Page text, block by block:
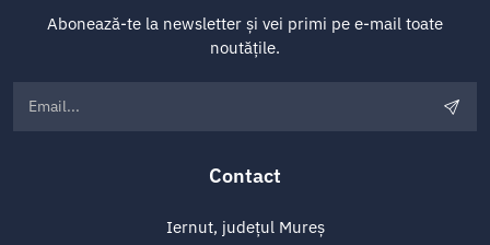
Abonează-te la newsletter și vei primi pe e-mail toate
noutățile.
Contact
Iernut, județul Mureș